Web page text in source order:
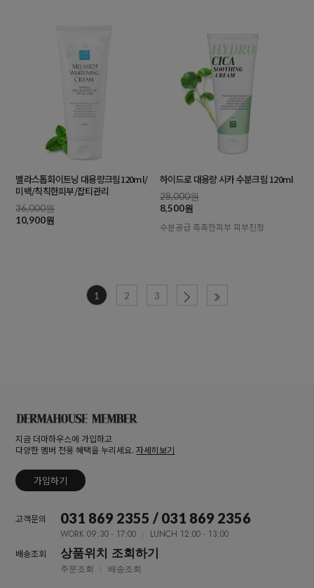
멜라스톱화이트닝 대용량크림120ml/
미백/칙칙한피부/잡티관리
36,000원
10,900원
하이드로 대용량 시카 수분크림 120ml
28,000원
8,500원
수분공급 촉촉한피부 피부진정
1 2 3
지금 더마하우스에 가입하고
다양한 멤버 전용 혜택을 누리세요.자세히보기
가입하기
고객문의 031 869 2355 / 031 869 2356
WORK 09:30 - 17:00 LUNCH 12:00 - 13:00
배송조회 상품위치 조회하기
주문조회 배송조회